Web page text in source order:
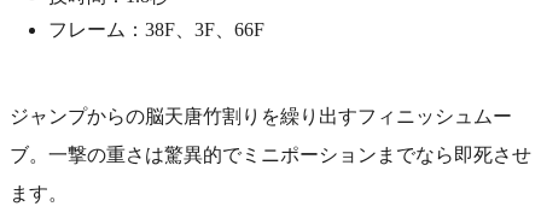
フレーム：38F、3F、66F
ジャンプからの脳天唐竹割りを繰り出すフィニッシュムー
ブ。一撃の重さは驚異的でミニポーションまでなら即死させ
ます。